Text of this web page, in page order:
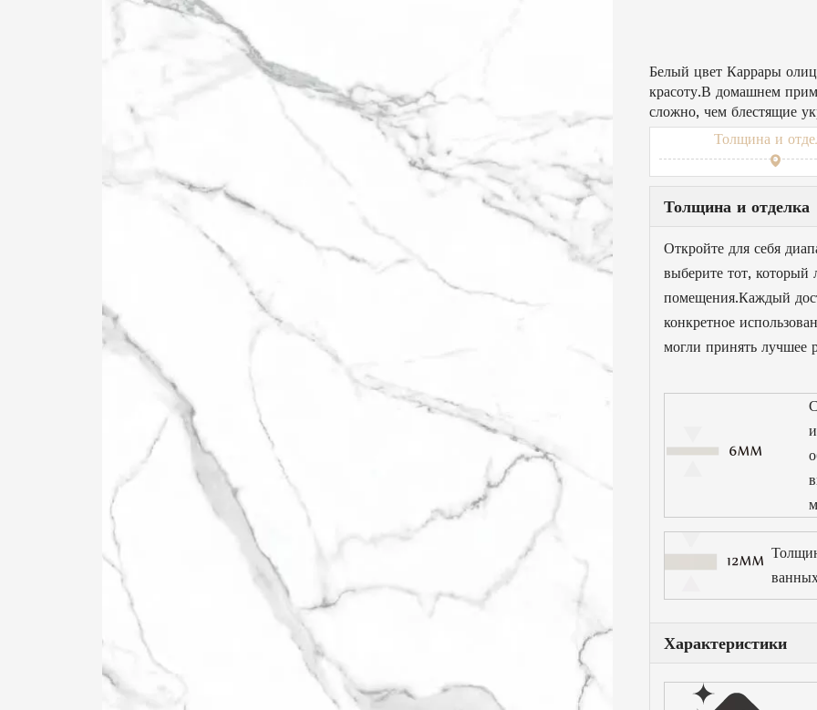
Белый цвет Каррары
красоту.В домашнем
сложно, чем блестящие
Толщина и
Толщина и отделка
Откройте для себя
выберите тот, который
помещения.Каждый
конкретное
могли принять лучшее
Характеристики